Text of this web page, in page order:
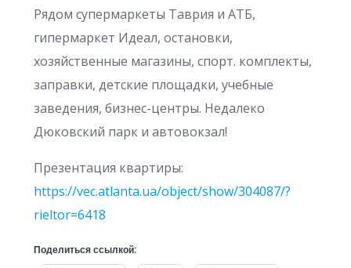
Рядом супермаркеты Таврия и АТБ,
гипермаркет Идеал, остановки,
хозяйственные магазины, спорт. комплекты,
заправки, детские площадки, учебные
заведения, бизнес-центры. Недалеко
Дюковский парк и автовокзал!
Презентация квартиры:
https://vec.atlanta.ua/object/show/304087/?
rieltor=6418
Поделиться ссылкой: